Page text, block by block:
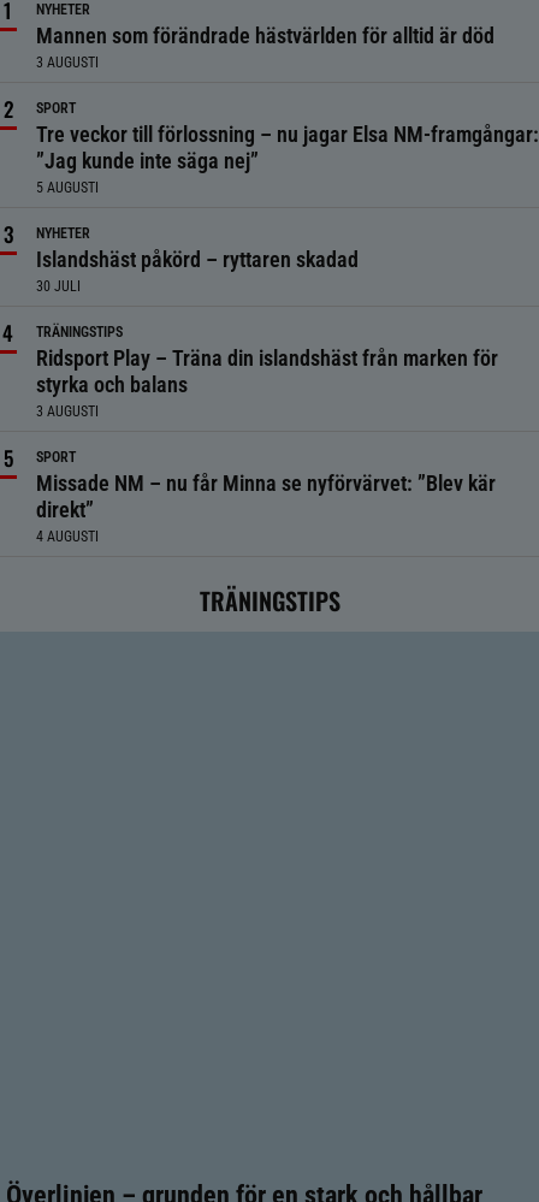
NYHETER
Mannen som förändrade hästvärlden för alltid är död
3 AUGUSTI
SPORT
Tre veckor till förlossning – nu jagar Elsa NM-framgångar:
”Jag kunde inte säga nej”
5 AUGUSTI
NYHETER
Islandshäst påkörd – ryttaren skadad
30 JULI
TRÄNINGSTIPS
Ridsport Play – Träna din islandshäst från marken för
styrka och balans
3 AUGUSTI
SPORT
Missade NM – nu får Minna se nyförvärvet: ”Blev kär
direkt”
4 AUGUSTI
TRÄNINGSTIPS
Överlinjen – grunden för en stark och hållbar